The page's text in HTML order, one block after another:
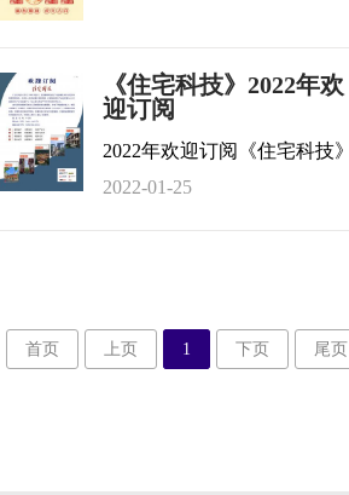
《住宅科技》2022年欢
迎订阅
2022年欢迎订阅《住宅科技》
2022-01-25
首页 上页 1 下页 尾页